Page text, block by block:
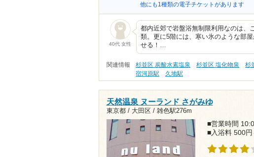
他にも1種類の電子チケットがあります
40代 女性
都内近郊で岩盤浴無制限利用なのは、
類。更に5階には、寒い氷のような部
せる！…
関連情報 杉並区 炭酸水素塩泉 杉並区 塩化物泉 杉
宿河原駅
久地駅
天然温泉 ヌーランド さがみゆ
東京都 / 大田区 / 雑色駅276m
■営業時間
■入浴料 500円